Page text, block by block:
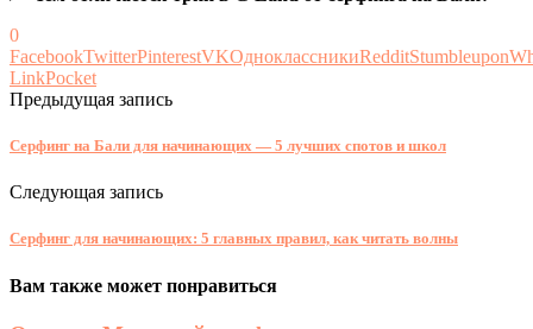
0
FacebookTwitterPinterestVKОдноклассникиRedditStumbleupon
LinkPocket
Предыдущая запись
Серфинг на Бали для начинающих — 5 лучших спотов и школ
Следующая запись
Серфинг для начинающих: 5 главных правил, как читать волны
Вам также может понравиться